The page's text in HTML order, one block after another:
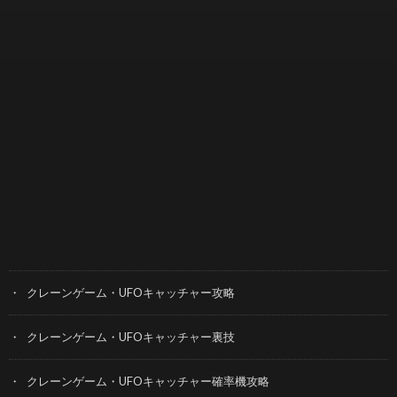
クレーンゲーム・UFOキャッチャー攻略
クレーンゲーム・UFOキャッチャー裏技
クレーンゲーム・UFOキャッチャー確率機攻略